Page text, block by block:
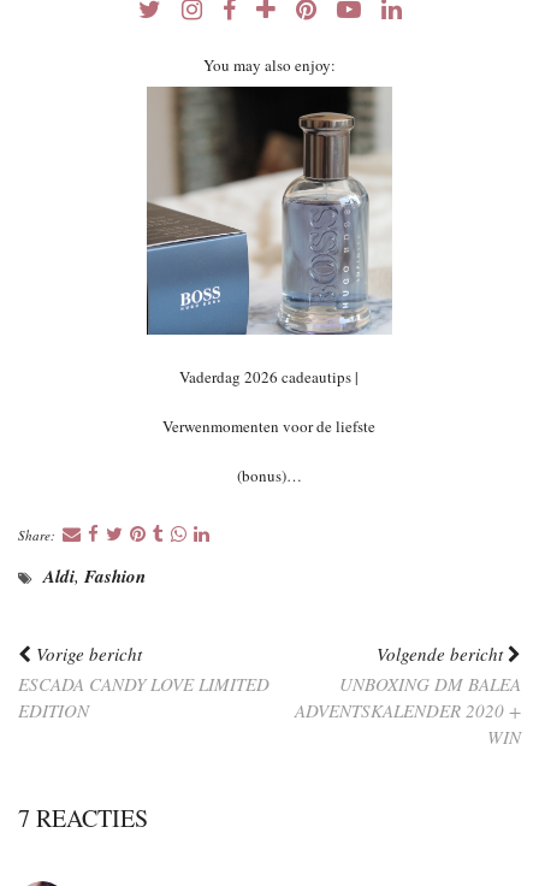
You may also enjoy:
Vaderdag 2026 cadeautips |
Verwenmomenten voor de liefste
(bonus)…
Share:
Aldi, Fashion
Vorige bericht
ESCADA CANDY LOVE LIMITED
EDITION
Volgende bericht
UNBOXING DM BALEA
ADVENTSKALENDER 2020 +
WIN
7 REACTIES